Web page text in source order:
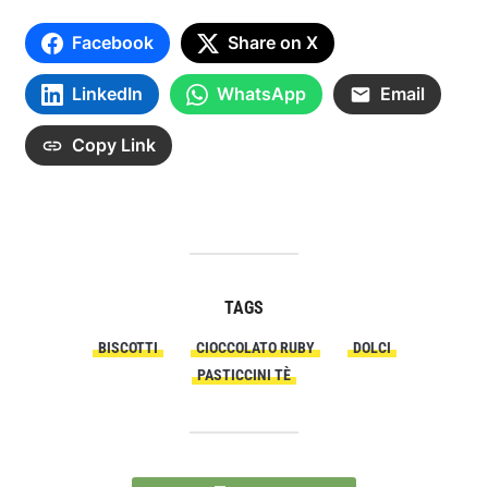
Facebook Share on X
LinkedIn WhatsApp Email
Copy Link
TAGS
BISCOTTI CIOCCOLATO RUBY
DOLCI
PASTICCINI TÈ